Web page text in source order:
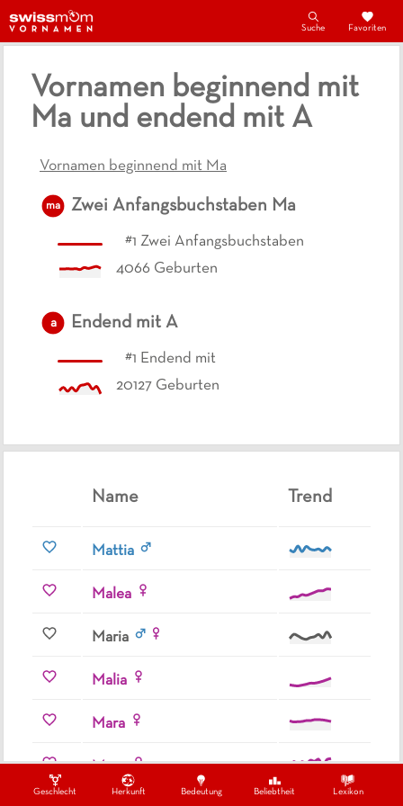
Geschlecht Herkunft Bedeutung Beliebtheit Lexikon
Suche Favoriten
Vornamen beginnend mit
Ma und endend mit A
Vornamen beginnend mit Ma
ma Zwei Anfangsbuchstaben Ma
#1 Zwei Anfangsbuchstaben
4066 Geburten
a Endend mit A
#1 Endend mit
20127 Geburten
Name Trend
Mattia
Malea
Maria
Malia
Mara
Maya